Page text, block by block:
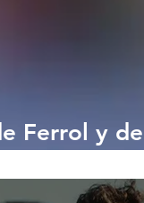
Ferrol y